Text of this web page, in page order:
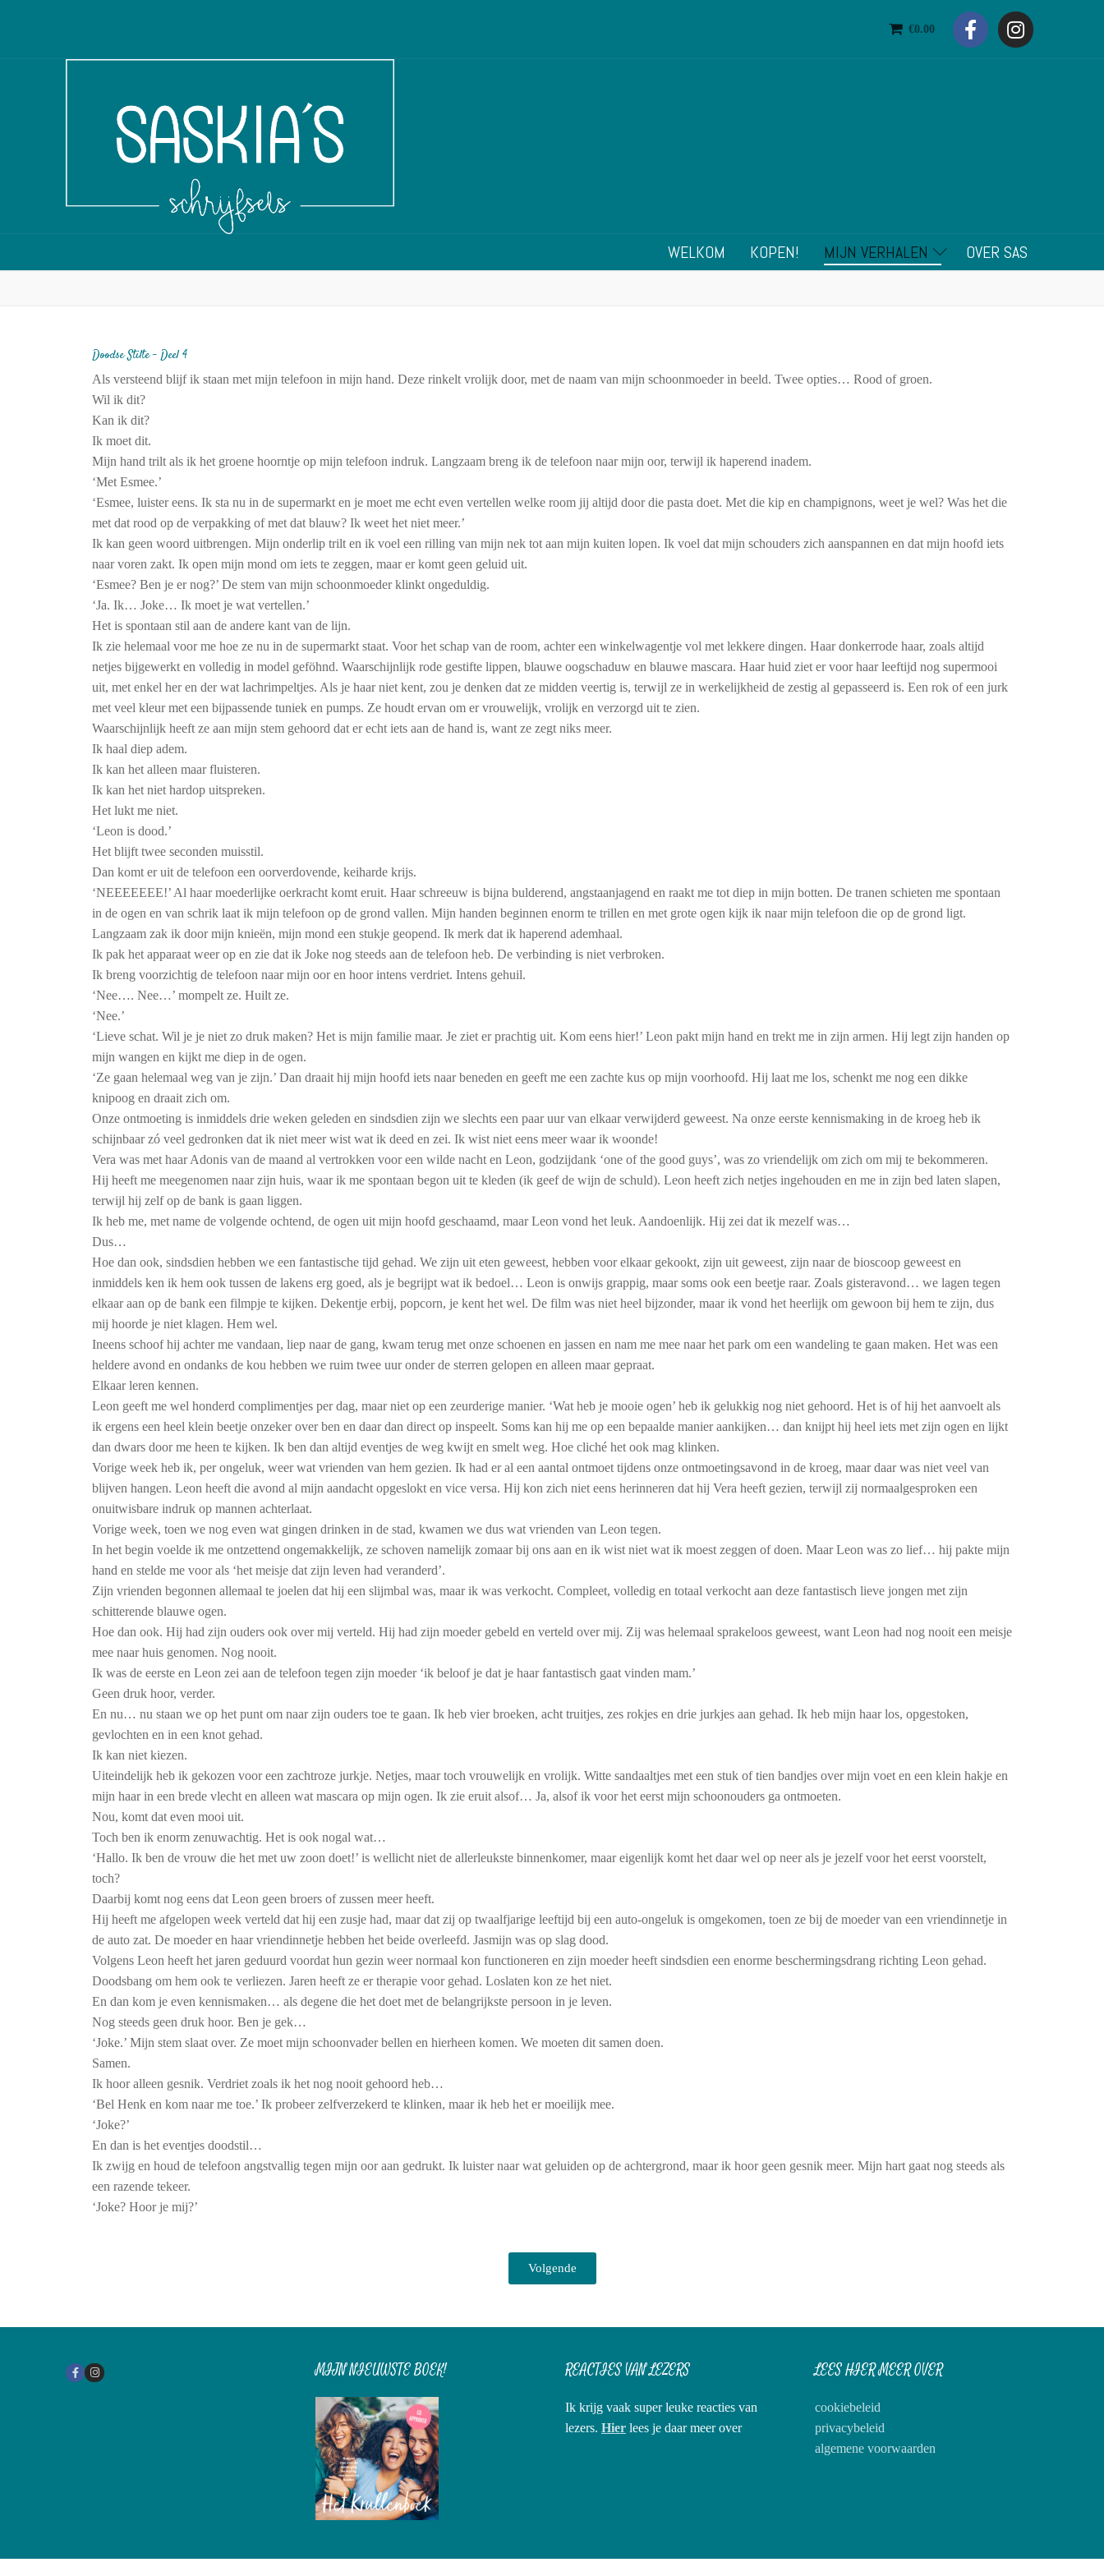
€0.00
WELKOM KOPEN! MIJN VERHALEN OVER SAS
Doodse Stilte – Deel 4
Als versteend blijf ik staan met mijn telefoon in mijn hand. Deze rinkelt vrolijk door, met de naam van mijn schoonmoeder in beeld. Twee opties… Rood of groen.
Wil ik dit?
Kan ik dit?
Ik moet dit.
Mijn hand trilt als ik het groene hoorntje op mijn telefoon indruk. Langzaam breng ik de telefoon naar mijn oor, terwijl ik haperend inadem.
‘Met Esmee.’
‘Esmee, luister eens. Ik sta nu in de supermarkt en je moet me echt even vertellen welke room jij altijd door die pasta doet. Met die kip en champignons, weet je wel? Was het die
met dat rood op de verpakking of met dat blauw? Ik weet het niet meer.’
Ik kan geen woord uitbrengen. Mijn onderlip trilt en ik voel een rilling van mijn nek tot aan mijn kuiten lopen. Ik voel dat mijn schouders zich aanspannen en dat mijn hoofd iets
naar voren zakt. Ik open mijn mond om iets te zeggen, maar er komt geen geluid uit.
‘Esmee? Ben je er nog?’ De stem van mijn schoonmoeder klinkt ongeduldig.
‘Ja. Ik… Joke… Ik moet je wat vertellen.’
Het is spontaan stil aan de andere kant van de lijn.
Ik zie helemaal voor me hoe ze nu in de supermarkt staat. Voor het schap van de room, achter een winkelwagentje vol met lekkere dingen. Haar donkerrode haar, zoals altijd
netjes bijgewerkt en volledig in model geföhnd. Waarschijnlijk rode gestifte lippen, blauwe oogschaduw en blauwe mascara. Haar huid ziet er voor haar leeftijd nog supermooi
uit, met enkel her en der wat lachrimpeltjes. Als je haar niet kent, zou je denken dat ze midden veertig is, terwijl ze in werkelijkheid de zestig al gepasseerd is. Een rok of een jurk
met veel kleur met een bijpassende tuniek en pumps. Ze houdt ervan om er vrouwelijk, vrolijk en verzorgd uit te zien.
Waarschijnlijk heeft ze aan mijn stem gehoord dat er echt iets aan de hand is, want ze zegt niks meer.
Ik haal diep adem.
Ik kan het alleen maar fluisteren.
Ik kan het niet hardop uitspreken.
Het lukt me niet.
‘Leon is dood.’
Het blijft twee seconden muisstil.
Dan komt er uit de telefoon een oorverdovende, keiharde krijs.
‘NEEEEEEE!’ Al haar moederlijke oerkracht komt eruit. Haar schreeuw is bijna bulderend, angstaanjagend en raakt me tot diep in mijn botten. De tranen schieten me spontaan
in de ogen en van schrik laat ik mijn telefoon op de grond vallen. Mijn handen beginnen enorm te trillen en met grote ogen kijk ik naar mijn telefoon die op de grond ligt.
Langzaam zak ik door mijn knieën, mijn mond een stukje geopend. Ik merk dat ik haperend ademhaal.
Ik pak het apparaat weer op en zie dat ik Joke nog steeds aan de telefoon heb. De verbinding is niet verbroken.
Ik breng voorzichtig de telefoon naar mijn oor en hoor intens verdriet. Intens gehuil.
‘Nee…. Nee…’ mompelt ze. Huilt ze.
‘Nee.’
‘Lieve schat. Wil je je niet zo druk maken? Het is mijn familie maar. Je ziet er prachtig uit. Kom eens hier!’ Leon pakt mijn hand en trekt me in zijn armen. Hij legt zijn handen op
mijn wangen en kijkt me diep in de ogen.
‘Ze gaan helemaal weg van je zijn.’ Dan draait hij mijn hoofd iets naar beneden en geeft me een zachte kus op mijn voorhoofd. Hij laat me los, schenkt me nog een dikke
knipoog en draait zich om.
Onze ontmoeting is inmiddels drie weken geleden en sindsdien zijn we slechts een paar uur van elkaar verwijderd geweest. Na onze eerste kennismaking in de kroeg heb ik
schijnbaar zó veel gedronken dat ik niet meer wist wat ik deed en zei. Ik wist niet eens meer waar ik woonde!
Vera was met haar Adonis van de maand al vertrokken voor een wilde nacht en Leon, godzijdank ‘one of the good guys’, was zo vriendelijk om zich om mij te bekommeren.
Hij heeft me meegenomen naar zijn huis, waar ik me spontaan begon uit te kleden (ik geef de wijn de schuld). Leon heeft zich netjes ingehouden en me in zijn bed laten slapen,
terwijl hij zelf op de bank is gaan liggen.
Ik heb me, met name de volgende ochtend, de ogen uit mijn hoofd geschaamd, maar Leon vond het leuk. Aandoenlijk. Hij zei dat ik mezelf was…
Dus…
Hoe dan ook, sindsdien hebben we een fantastische tijd gehad. We zijn uit eten geweest, hebben voor elkaar gekookt, zijn uit geweest, zijn naar de bioscoop geweest en
inmiddels ken ik hem ook tussen de lakens erg goed, als je begrijpt wat ik bedoel… Leon is onwijs grappig, maar soms ook een beetje raar. Zoals gisteravond… we lagen tegen
elkaar aan op de bank een filmpje te kijken. Dekentje erbij, popcorn, je kent het wel. De film was niet heel bijzonder, maar ik vond het heerlijk om gewoon bij hem te zijn, dus
mij hoorde je niet klagen. Hem wel.
Ineens schoof hij achter me vandaan, liep naar de gang, kwam terug met onze schoenen en jassen en nam me mee naar het park om een wandeling te gaan maken. Het was een
heldere avond en ondanks de kou hebben we ruim twee uur onder de sterren gelopen en alleen maar gepraat.
Elkaar leren kennen.
Leon geeft me wel honderd complimentjes per dag, maar niet op een zeurderige manier. ‘Wat heb je mooie ogen’ heb ik gelukkig nog niet gehoord. Het is of hij het aanvoelt als
ik ergens een heel klein beetje onzeker over ben en daar dan direct op inspeelt. Soms kan hij me op een bepaalde manier aankijken… dan knijpt hij heel iets met zijn ogen en lijkt
dan dwars door me heen te kijken. Ik ben dan altijd eventjes de weg kwijt en smelt weg. Hoe cliché het ook mag klinken.
Vorige week heb ik, per ongeluk, weer wat vrienden van hem gezien. Ik had er al een aantal ontmoet tijdens onze ontmoetingsavond in de kroeg, maar daar was niet veel van
blijven hangen. Leon heeft die avond al mijn aandacht opgeslokt en vice versa. Hij kon zich niet eens herinneren dat hij Vera heeft gezien, terwijl zij normaalgesproken een
onuitwisbare indruk op mannen achterlaat.
Vorige week, toen we nog even wat gingen drinken in de stad, kwamen we dus wat vrienden van Leon tegen.
In het begin voelde ik me ontzettend ongemakkelijk, ze schoven namelijk zomaar bij ons aan en ik wist niet wat ik moest zeggen of doen. Maar Leon was zo lief… hij pakte mijn
hand en stelde me voor als ‘het meisje dat zijn leven had veranderd’.
Zijn vrienden begonnen allemaal te joelen dat hij een slijmbal was, maar ik was verkocht. Compleet, volledig en totaal verkocht aan deze fantastisch lieve jongen met zijn
schitterende blauwe ogen.
Hoe dan ook. Hij had zijn ouders ook over mij verteld. Hij had zijn moeder gebeld en verteld over mij. Zij was helemaal sprakeloos geweest, want Leon had nog nooit een meisje
mee naar huis genomen. Nog nooit.
Ik was de eerste en Leon zei aan de telefoon tegen zijn moeder ‘ik beloof je dat je haar fantastisch gaat vinden mam.’
Geen druk hoor, verder.
En nu… nu staan we op het punt om naar zijn ouders toe te gaan. Ik heb vier broeken, acht truitjes, zes rokjes en drie jurkjes aan gehad. Ik heb mijn haar los, opgestoken,
gevlochten en in een knot gehad.
Ik kan niet kiezen.
Uiteindelijk heb ik gekozen voor een zachtroze jurkje. Netjes, maar toch vrouwelijk en vrolijk. Witte sandaaltjes met een stuk of tien bandjes over mijn voet en een klein hakje en
mijn haar in een brede vlecht en alleen wat mascara op mijn ogen. Ik zie eruit alsof… Ja, alsof ik voor het eerst mijn schoonouders ga ontmoeten.
Nou, komt dat even mooi uit.
Toch ben ik enorm zenuwachtig. Het is ook nogal wat…
‘Hallo. Ik ben de vrouw die het met uw zoon doet!’ is wellicht niet de allerleukste binnenkomer, maar eigenlijk komt het daar wel op neer als je jezelf voor het eerst voorstelt,
toch?
Daarbij komt nog eens dat Leon geen broers of zussen meer heeft.
Hij heeft me afgelopen week verteld dat hij een zusje had, maar dat zij op twaalfjarige leeftijd bij een auto-ongeluk is omgekomen, toen ze bij de moeder van een vriendinnetje in
de auto zat. De moeder en haar vriendinnetje hebben het beide overleefd. Jasmijn was op slag dood.
Volgens Leon heeft het jaren geduurd voordat hun gezin weer normaal kon functioneren en zijn moeder heeft sindsdien een enorme beschermingsdrang richting Leon gehad.
Doodsbang om hem ook te verliezen. Jaren heeft ze er therapie voor gehad. Loslaten kon ze het niet.
En dan kom je even kennismaken… als degene die het doet met de belangrijkste persoon in je leven.
Nog steeds geen druk hoor. Ben je gek…
‘Joke.’ Mijn stem slaat over. Ze moet mijn schoonvader bellen en hierheen komen. We moeten dit samen doen.
Samen.
Ik hoor alleen gesnik. Verdriet zoals ik het nog nooit gehoord heb…
‘Bel Henk en kom naar me toe.’ Ik probeer zelfverzekerd te klinken, maar ik heb het er moeilijk mee.
‘Joke?’
En dan is het eventjes doodstil…
Ik zwijg en houd de telefoon angstvallig tegen mijn oor aan gedrukt. Ik luister naar wat geluiden op de achtergrond, maar ik hoor geen gesnik meer. Mijn hart gaat nog steeds als
een razende tekeer.
‘Joke? Hoor je mij?’
Volgende
MIJN NIEUWSTE BOEK! REACTIES VAN LEZERS
Ik krijg vaak super leuke reacties van
lezers. Hier lees je daar meer over
LEES HIER MEER OVER
cookiebeleid
privacybeleid
algemene voorwaarden